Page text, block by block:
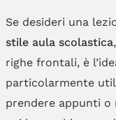
Se desideri una
stile aula scolastica
righe frontali, è
particolarmente
prendere appunti o